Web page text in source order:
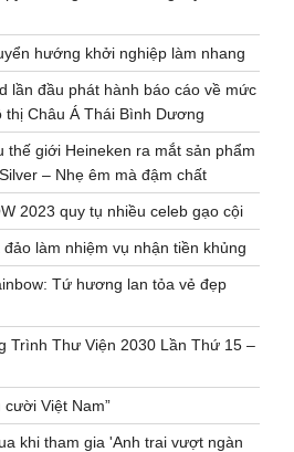
hướng khởi nghiệp làm nhang
lần đầu phát hành báo cáo về mức
thị Châu Á Thái Bình Dương
thế giới Heineken ra mắt sản phẩm
– Nhẹ êm mà đậm chất
2023 quy tụ nhiều celeb gạo cội
làm nhiệm vụ nhận tiền khủng
Tứ hương lan tỏa vẻ đẹp
Trình Thư Viện 2030 Lần Thứ 15 –
cười Việt Nam”
khi tham gia 'Anh trai vượt ngàn